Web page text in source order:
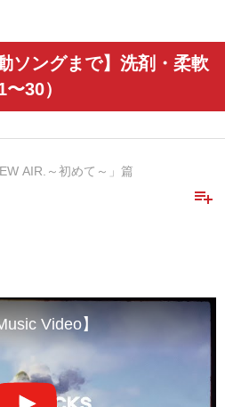
ソングまで】洗剤・柔軟
30）
AIR.～初めて～」篇
playlist_add
Video】